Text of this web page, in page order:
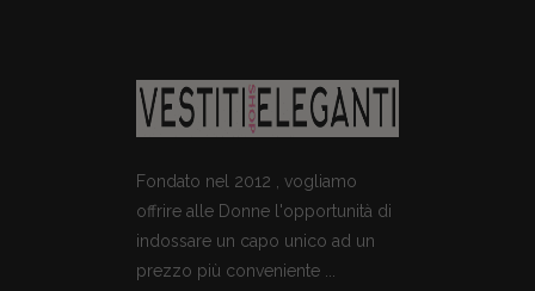
Fondato nel 2012 , vogliamo
offrire alle Donne l'opportunità di
indossare un capo unico ad un
prezzo più conveniente ...